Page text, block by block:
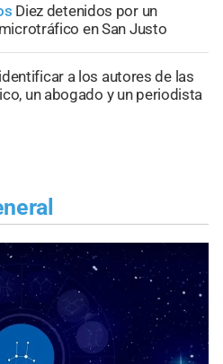
Diez detenidos por un
en San Justo
a los autores de las
un abogado y un periodista